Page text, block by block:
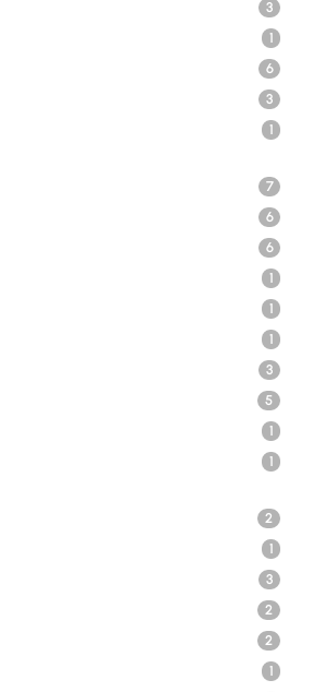
3
1
6
3
1
7
6
6
1
1
1
3
5
1
1
2
1
3
2
2
1